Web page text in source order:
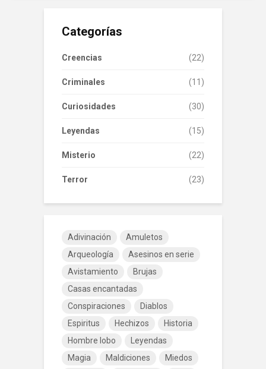
Categorías
Creencias (22)
Criminales (11)
Curiosidades (30)
Leyendas (15)
Misterio (22)
Terror (23)
Adivinación
Amuletos
Arqueología
Asesinos en serie
Avistamiento
Brujas
Casas encantadas
Conspiraciones
Diablos
Espiritus
Hechizos
Historia
Hombre lobo
Leyendas
Magia
Maldiciones
Miedos